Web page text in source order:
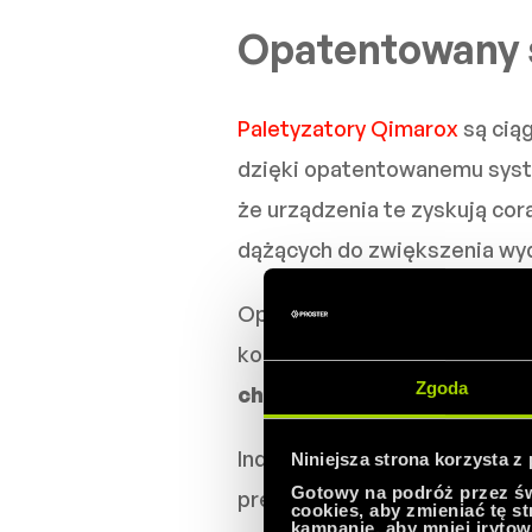
Zgoda
Niniejsza strona korzysta z
Gotowy na podróż przez
cookies, aby zmieniać tę
kampanie, aby mniej
Paletyzatory Qimarox są
dzięki opatentowanemu
że urządzenia te zyskują
dążących do zwiększenia
Opatentowana technologia
konieczności ręcznej
chwytania) zapewnia
Indywidualne
precyzyjnych odstępów